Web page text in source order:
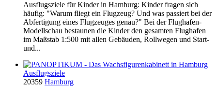
Ausflugsziele für Kinder in Hamburg: Kinder fragen sich
häufig: "Warum fliegt ein Flugzeug? Und was passiert bei der
Abfertigung eines Flugzeuges genau?" Bei der Flughafen-
Modellschau bestaunen die Kinder den gesamten Flughafen
im Maßstab 1:500 mit allen Gebäuden, Rollwegen und Start-
und...
Ausflugsziele
20359 Hamburg